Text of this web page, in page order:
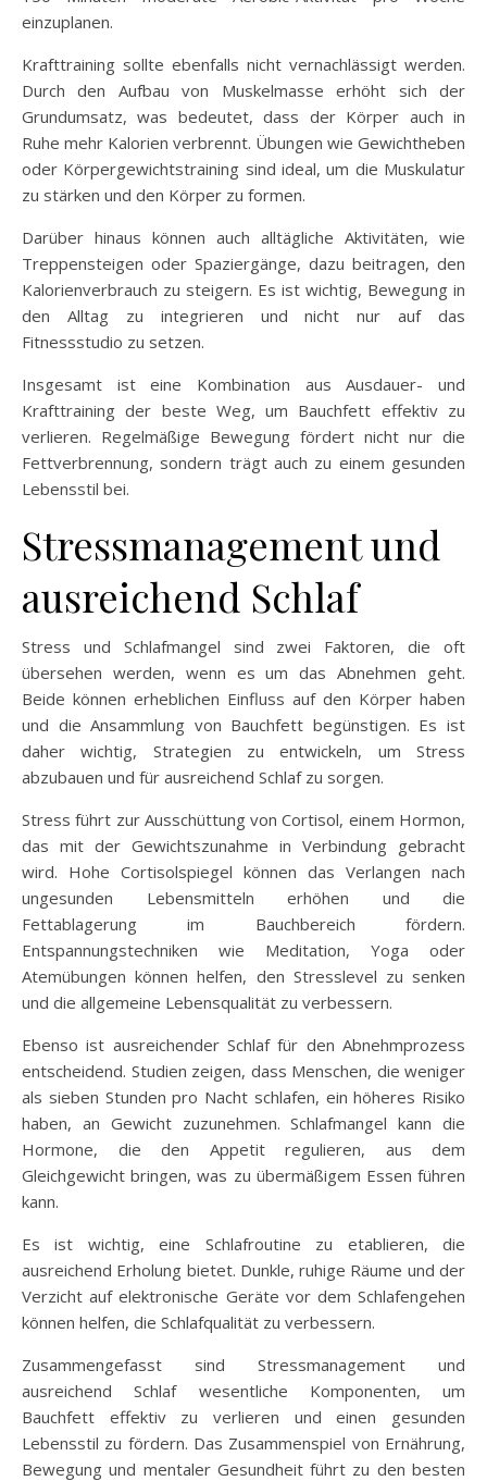
einzuplanen.
Krafttraining sollte ebenfalls nicht vernachlässigt werden.
Durch den Aufbau von Muskelmasse erhöht sich der
Grundumsatz, was bedeutet, dass der Körper auch in
Ruhe mehr Kalorien verbrennt. Übungen wie Gewichtheben
oder Körpergewichtstraining sind ideal, um die Muskulatur
zu stärken und den Körper zu formen.
Darüber hinaus können auch alltägliche Aktivitäten, wie
Treppensteigen oder Spaziergänge, dazu beitragen, den
Kalorienverbrauch zu steigern. Es ist wichtig, Bewegung in
den Alltag zu integrieren und nicht nur auf das
Fitnessstudio zu setzen.
Insgesamt ist eine Kombination aus Ausdauer- und
Krafttraining der beste Weg, um Bauchfett effektiv zu
verlieren. Regelmäßige Bewegung fördert nicht nur die
Fettverbrennung, sondern trägt auch zu einem gesunden
Lebensstil bei.
Stressmanagement und
ausreichend Schlaf
Stress und Schlafmangel sind zwei Faktoren, die oft
übersehen werden, wenn es um das Abnehmen geht.
Beide können erheblichen Einfluss auf den Körper haben
und die Ansammlung von Bauchfett begünstigen. Es ist
daher wichtig, Strategien zu entwickeln, um Stress
abzubauen und für ausreichend Schlaf zu sorgen.
Stress führt zur Ausschüttung von Cortisol, einem Hormon,
das mit der Gewichtszunahme in Verbindung gebracht
wird. Hohe Cortisolspiegel können das Verlangen nach
ungesunden Lebensmitteln erhöhen und die
Fettablagerung im Bauchbereich fördern.
Entspannungstechniken wie Meditation, Yoga oder
Atemübungen können helfen, den Stresslevel zu senken
und die allgemeine Lebensqualität zu verbessern.
Ebenso ist ausreichender Schlaf für den Abnehmprozess
entscheidend. Studien zeigen, dass Menschen, die weniger
als sieben Stunden pro Nacht schlafen, ein höheres Risiko
haben, an Gewicht zuzunehmen. Schlafmangel kann die
Hormone, die den Appetit regulieren, aus dem
Gleichgewicht bringen, was zu übermäßigem Essen führen
kann.
Es ist wichtig, eine Schlafroutine zu etablieren, die
ausreichend Erholung bietet. Dunkle, ruhige Räume und der
Verzicht auf elektronische Geräte vor dem Schlafengehen
können helfen, die Schlafqualität zu verbessern.
Zusammengefasst sind Stressmanagement und
ausreichend Schlaf wesentliche Komponenten, um
Bauchfett effektiv zu verlieren und einen gesunden
Lebensstil zu fördern. Das Zusammenspiel von Ernährung,
Bewegung und mentaler Gesundheit führt zu den besten